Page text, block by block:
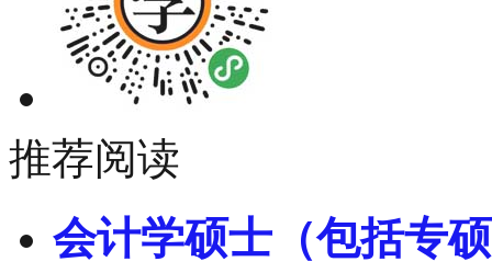
推荐阅读
会计学硕士（包括专